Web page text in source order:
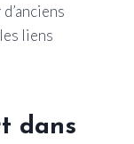
liens
dans